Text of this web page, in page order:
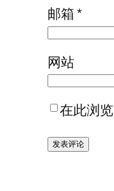
邮箱*
网站
在此浏